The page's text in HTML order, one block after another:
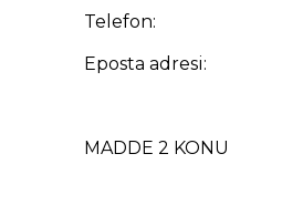
Telefon:
Eposta adresi:
MADDE 2 KONU